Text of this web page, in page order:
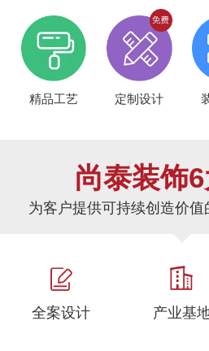
精品工艺 定制设计
尚泰装饰
为客户提供可持续创造价
全案设计 产业基